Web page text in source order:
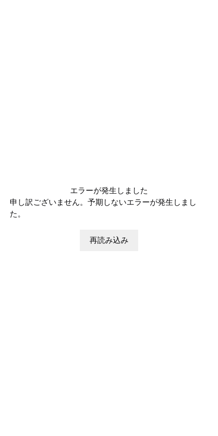
エラーが発生しました
申し訳ございません。予期しないエラーが発生しまし
た。
再読み込み